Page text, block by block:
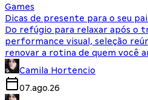
Games
Dicas de presente para o seu
Do refúgio para relaxar após o
performance visual, seleção
renovar a rotina de quem você
Camila Hortencio
07.ago.26